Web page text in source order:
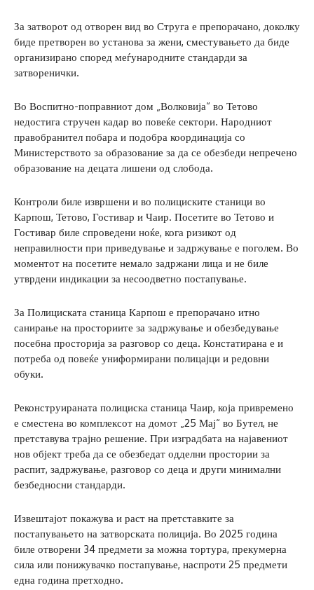
За затворот од отворен вид во Струга е препорачано, доколку
биде претворен во установа за жени, сместувањето да биде
организирано според меѓународните стандарди за
затворенички.
Во Воспитно-поправниот дом „Волковија“ во Тетово
недостига стручен кадар во повеќе сектори. Народниот
правобранител побара и подобра координација со
Министерството за образование за да се обезбеди непречено
образование на децата лишени од слобода.
Контроли биле извршени и во полициските станици во
Карпош, Тетово, Гостивар и Чаир. Посетите во Тетово и
Гостивар биле спроведени ноќе, кога ризикот од
неправилности при приведување и задржување е поголем. Во
моментот на посетите немало задржани лица и не биле
утврдени индикации за несоодветно постапување.
За Полициската станица Карпош е препорачано итно
санирање на просториите за задржување и обезбедување
посебна просторија за разговор со деца. Констатирана е и
потреба од повеќе униформирани полицајци и редовни
обуки.
Реконструираната полициска станица Чаир, која привремено
е сместена во комплексот на домот „25 Мај“ во Бутел, не
претставува трајно решение. При изградбата на најавениот
нов објект треба да се обезбедат одделни простории за
распит, задржување, разговор со деца и други минимални
безбедносни стандарди.
Извештајот покажува и раст на претставките за
постапувањето на затворската полиција. Во 2025 година
биле отворени 34 предмети за можна тортура, прекумерна
сила или понижувачко постапување, наспроти 25 предмети
една година претходно.